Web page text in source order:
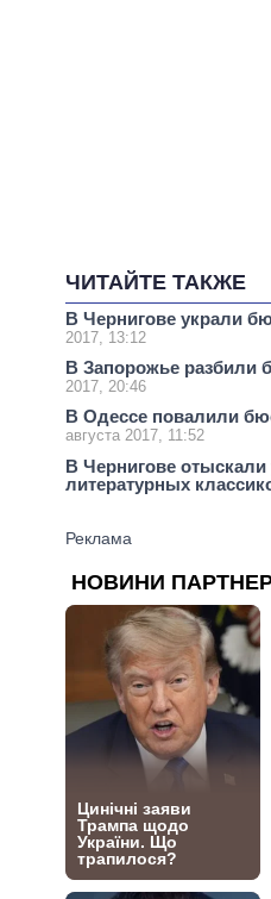
ЧИТАЙТЕ ТАКЖЕ
В Чернигове украли
2017, 13:12
В Запорожье разбили
2017, 20:46
В Одессе повалили
августа 2017, 11:52
В Чернигове
литературных